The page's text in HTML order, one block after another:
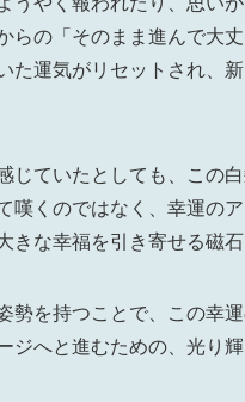
の「そのまま進んで大
た運気がリセットされ、
じていたとしても、この
嘆くのではなく、幸運の
な幸福を引き寄せる磁
勢を持つことで、この幸
へと進むための、光り